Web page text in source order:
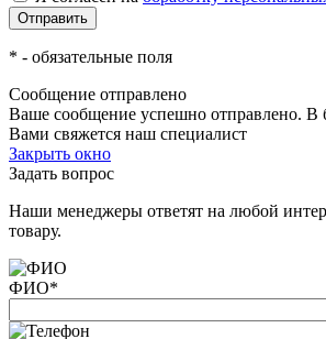
* - обязательные поля
Сообщение отправлено
Ваше сообщение успешно отправлено. В
Вами свяжется наш специалист
Закрыть окно
Задать вопрос
Наши менеджеры ответят на любой
товару.
ФИО*